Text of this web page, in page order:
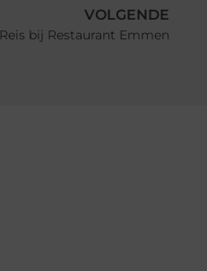
VOLGENDE
bij Restaurant Emmen